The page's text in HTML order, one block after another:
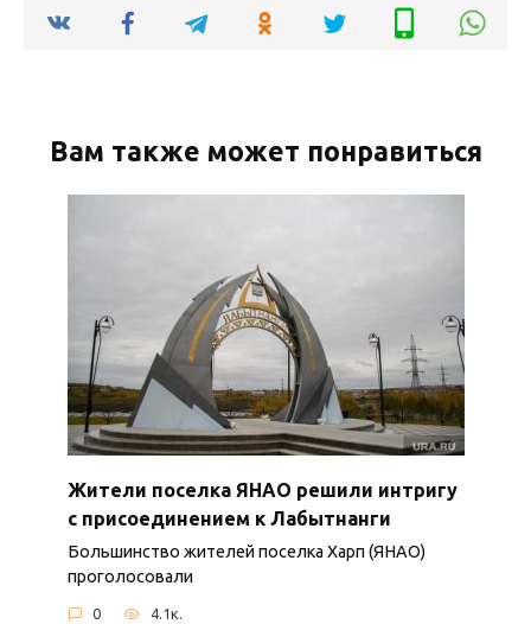
Вам также может понравиться
Жители поселка ЯНАО решили интригу
с присоединением к Лабытнанги
Большинство жителей поселка Харп (ЯНАО)
проголосовали
0 4.1к.